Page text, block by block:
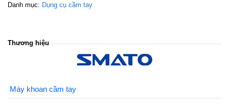
Danh mục: Dụng cụ cầm tay
Thương hiệu
Máy khoan cầm tay